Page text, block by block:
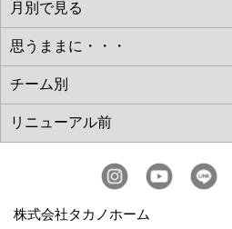
株式会社タカノホーム